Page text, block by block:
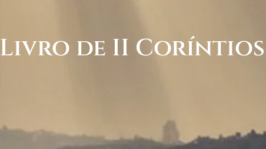
Livro de II Coríntios